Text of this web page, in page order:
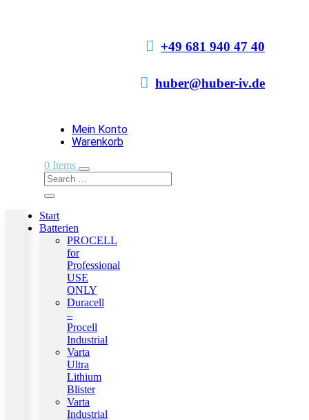
 +49 681 940 47 40
 huber@huber-iv.de
Mein Konto
Warenkorb
0 Items
Start
Batterien
PROCELL
for
Professional
USE
ONLY
Duracell
–
Procell
Industrial
Varta
Ultra
Lithium
Blister
Varta
Industrial